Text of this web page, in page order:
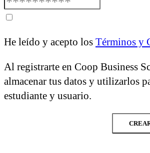
He leído y acepto los Términos y
Al registrarte en Coop Business
almacenar tus datos y utilizarlos
estudiante y usuario.